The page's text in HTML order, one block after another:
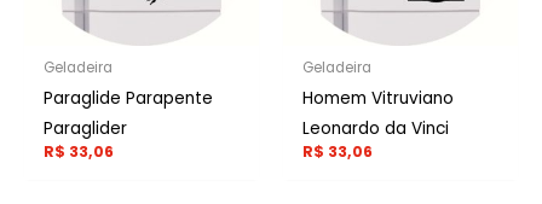
Geladeira
Paraglide Parapente
Paraglider
R$ 33,06
Geladeira
Homem Vitruviano
Leonardo da Vinci
R$ 33,06